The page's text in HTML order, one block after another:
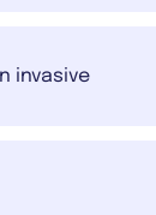
invasive